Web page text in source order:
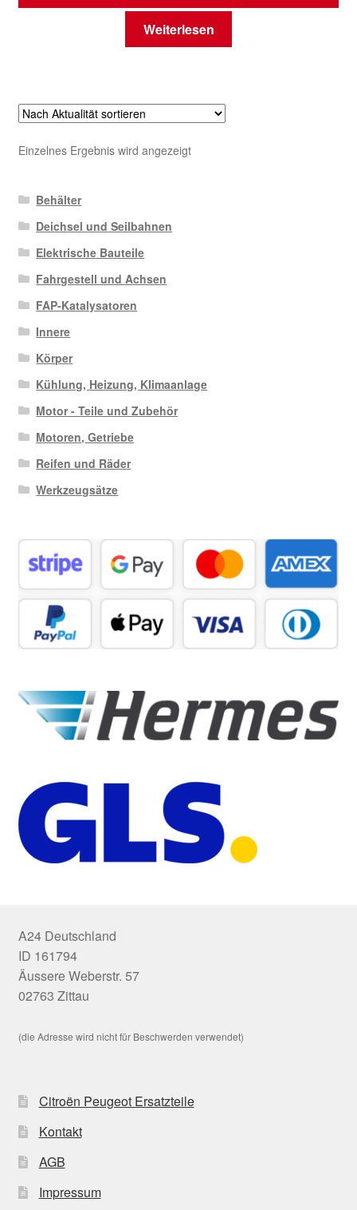
Weiterlesen
Einzelnes Ergebnis wird angezeigt
Behälter
Deichsel und Seilbahnen
Elektrische Bauteile
Fahrgestell und Achsen
FAP-Katalysatoren
Innere
Körper
Kühlung, Heizung, Klimaanlage
Motor - Teile und Zubehör
Motoren, Getriebe
Reifen und Räder
Werkzeugsätze
A24 Deutschland
ID 161794
Äussere Weberstr. 57
02763 Zittau
(die Adresse wird nicht für Beschwerden verwendet)
Citroën Peugeot Ersatzteile
Kontakt
AGB
Impressum